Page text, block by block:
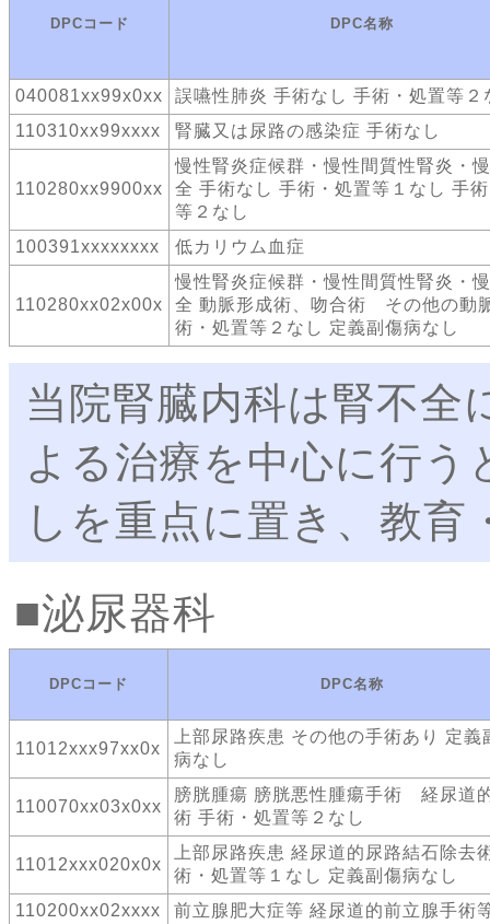
DPCコード DPC名称
040081xx99x0xx
誤嚥性肺炎 手術なし 手術・処置等２
110310xx99xxxx
腎臓又は尿路の感染症 手術なし
110280xx9900xx
慢性腎炎症候群・慢性間質性腎炎・
全 手術なし 手術・処置等１なし 手
等２なし
100391xxxxxxxx
低カリウム血症
110280xx02x00x
慢性腎炎症候群・慢性間質性腎炎・
全 動脈形成術、吻合術 その他の動
術・処置等２なし 定義副傷病なし
当院腎臓内科は腎不全
よる治療を中心に行う
しを重点に置き、教
泌尿器科
DPCコード DPC名称
11012xxx97xx0x
上部尿路疾患 その他の手術あり 定義
病なし
110070xx03x0xx
膀胱腫瘍 膀胱悪性腫瘍手術 経尿道
術 手術・処置等２なし
11012xxx020x0x
上部尿路疾患 経尿道的尿路結石除去
術・処置等１なし 定義副傷病なし
110200xx02xxxx
前立腺肥大症等 経尿道的前立腺手術